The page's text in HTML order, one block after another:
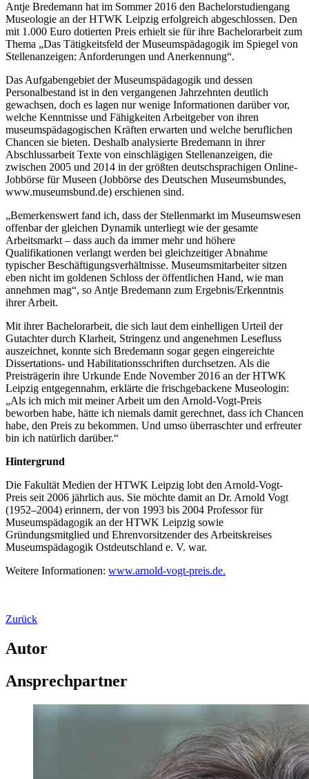
Antje Bredemann hat im Sommer 2016 den Bachelorstudiengang
Museologie an der HTWK Leipzig erfolgreich abgeschlossen. Den
mit 1.000 Euro dotierten Preis erhielt sie für ihre Bachelorarbeit zum
Thema „Das Tätigkeitsfeld der Museumspädagogik im Spiegel von
Stellenanzeigen: Anforderungen und Anerkennung“.
Das Aufgabengebiet der Museumspädagogik und dessen
Personalbestand ist in den vergangenen Jahrzehnten deutlich
gewachsen, doch es lagen nur wenige Informationen darüber vor,
welche Kenntnisse und Fähigkeiten Arbeitgeber von ihren
museumspädagogischen Kräften erwarten und welche beruflichen
Chancen sie bieten. Deshalb analysierte Bredemann in ihrer
Abschlussarbeit Texte von einschlägigen Stellenanzeigen, die
zwischen 2005 und 2014 in der größten deutschsprachigen Online-
Jobbörse für Museen (Jobbörse des Deutschen Museumsbundes,
www.museumsbund.de) erschienen sind.
„Bemerkenswert fand ich, dass der Stellenmarkt im Museumswesen
offenbar der gleichen Dynamik unterliegt wie der gesamte
Arbeitsmarkt – dass auch da immer mehr und höhere
Qualifikationen verlangt werden bei gleichzeitiger Abnahme
typischer Beschäftigungsverhältnisse. Museumsmitarbeiter sitzen
eben nicht im goldenen Schloss der öffentlichen Hand, wie man
annehmen mag“, so Antje Bredemann zum Ergebnis/Erkenntnis
ihrer Arbeit.
Mit ihrer Bachelorarbeit, die sich laut dem einhelligen Urteil der
Gutachter durch Klarheit, Stringenz und angenehmen Lesefluss
auszeichnet, konnte sich Bredemann sogar gegen eingereichte
Dissertations- und Habilitationsschriften durchsetzen. Als die
Preisträgerin ihre Urkunde Ende November 2016 an der HTWK
Leipzig entgegennahm, erklärte die frischgebackene Museologin:
„Als ich mich mit meiner Arbeit um den Arnold-Vogt-Preis
beworben habe, hätte ich niemals damit gerechnet, dass ich Chancen
habe, den Preis zu bekommen. Und umso überraschter und erfreuter
bin ich natürlich darüber.“
Hintergrund
Die Fakultät Medien der HTWK Leipzig lobt den Arnold-Vogt-
Preis seit 2006 jährlich aus. Sie möchte damit an Dr. Arnold Vogt
(1952–2004) erinnern, der von 1993 bis 2004 Professor für
Museumspädagogik an der HTWK Leipzig sowie
Gründungsmitglied und Ehrenvorsitzender des Arbeitskreises
Museumspädagogik Ostdeutschland e. V. war.
Weitere Informationen: www.arnold-vogt-preis.de.
Zurück
Autor
Ansprechpartner